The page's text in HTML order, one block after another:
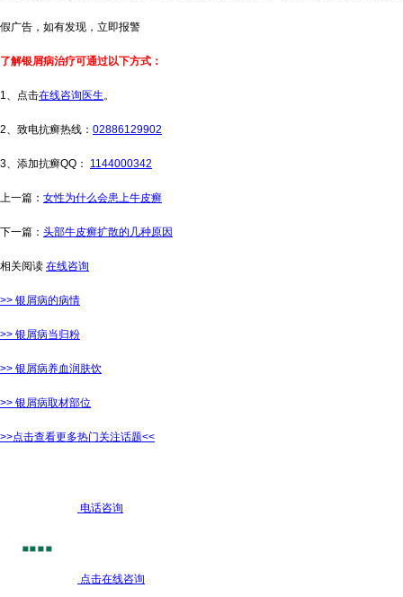
假广告，如有发现，立即报警
了解银屑病治疗可通过以下方式：
1、点击在线咨询医生。
2、致电抗癣热线： 02886129902
3、添加抗癣QQ： 1144000342
上一篇： 女性为什么会患上牛皮癣
下一篇： 头部牛皮癣扩散的几种原因
相关阅读 在线咨询
>> 银屑病的病情
>> 银屑病当归粉
>> 银屑病养血润肤饮
>> 银屑病取材部位
>>点击查看更多热门关注话题<<
电话咨询
点击在线咨询